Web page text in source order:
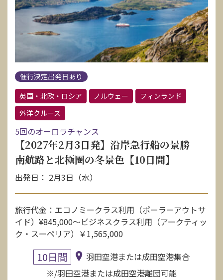
催行決定出発日あり
英国・北欧・ロシア
ノルウェー
フィンランド
外洋クルーズ
5回のオーロラチャンス
【2027年2月3日発】沿岸急行船の景勝
南航路と北極圏の冬景色【10日間】
出発日： 2月3日（水）
旅行代金：エコノミークラス利用（ポーラーアウトサ
イド）¥845,000〜ビジネスクラス利用（アークティッ
ク・スーペリア）￥1,565,000
10日間
羽田空港または成田空港集合
※/羽田空港または成田空港離団可能